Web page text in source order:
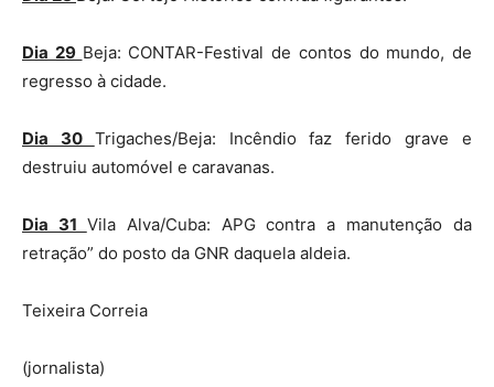
Dia 29 Beja: CONTAR-Festival de contos do mundo, de
regresso à cidade.
Dia 30 Trigaches/Beja: Incêndio faz ferido grave e
destruiu automóvel e caravanas.
Dia 31 Vila Alva/Cuba: APG contra a manutenção da
retração” do posto da GNR daquela aldeia.
Teixeira Correia
(jornalista)